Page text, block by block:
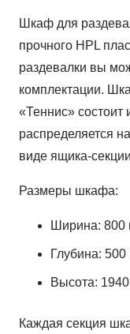
Шкаф для
прочного HPL
раздевалки вы
комплектации.
«Теннис» состоит
распределяется
виде ящика-
Размеры шкафа:
Ширина: 800
Глубина:
Высота:
Каждая секция